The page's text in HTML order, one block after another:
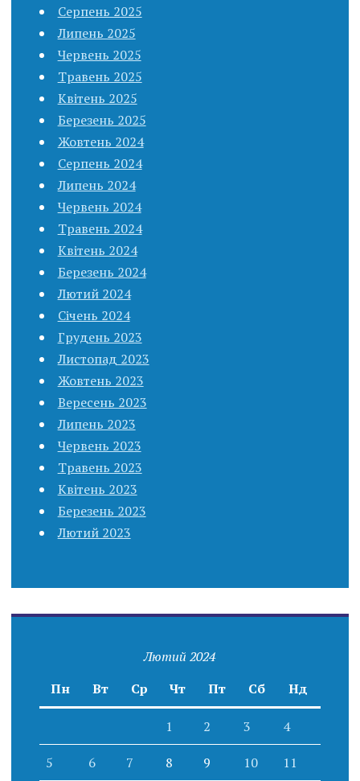
Серпень 2025
Липень 2025
Червень 2025
Травень 2025
Квітень 2025
Березень 2025
Жовтень 2024
Серпень 2024
Липень 2024
Червень 2024
Травень 2024
Квітень 2024
Березень 2024
Лютий 2024
Січень 2024
Грудень 2023
Листопад 2023
Жовтень 2023
Вересень 2023
Липень 2023
Червень 2023
Травень 2023
Квітень 2023
Березень 2023
Лютий 2023
Лютий 2024
Пн
Вт Ср Чт Пт Сб Нд
1 2 3 4
5 6 7 8 9 10 11